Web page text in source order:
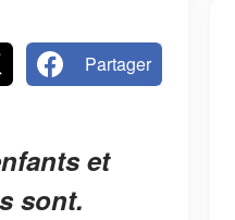
Partager
et
sont.